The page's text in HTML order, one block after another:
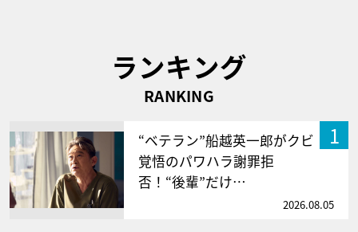
ランキング
RANKING
1
“ベテラン”船越英一郎がクビ
覚悟のパワハラ謝罪拒
否！“後輩”だけ…
2026.08.05